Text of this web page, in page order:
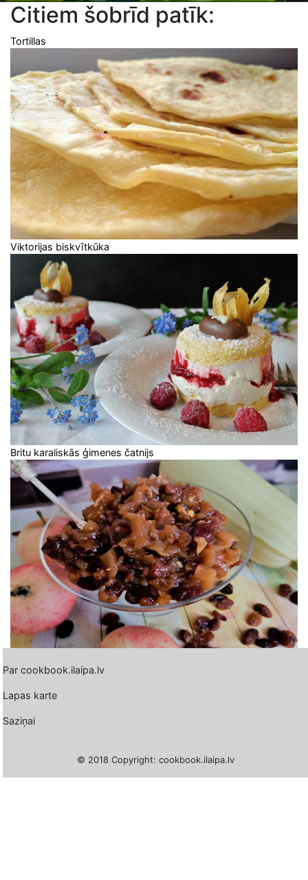
Citiem šobrīd patīk:
Tortillas
Viktorijas biskvītkūka
Britu karaliskās ģimenes čatnijs
Par cookbook.ilaipa.lv
Lapas karte
Saziņai
© 2018 Copyright: cookbook.ilaipa.lv